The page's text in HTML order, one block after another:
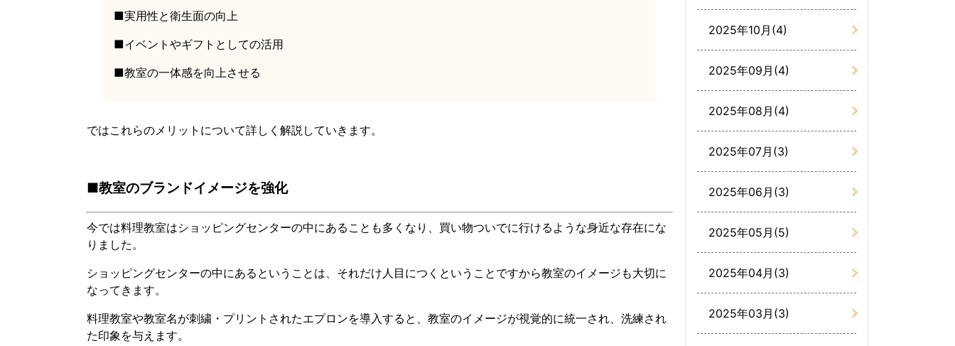
■実用性と衛生面の向上
■イベントやギフトとしての活用
■教室の一体感を向上させる
ではこれらのメリットについて詳しく解説していきます。
■教室のブランドイメージを強化
今では料理教室はショッピングセンターの中にあることも多くなり、買い物ついでに行けるような身近な存在にな
りました。
ショッピングセンターの中にあるということは、それだけ人目につくということですから教室のイメージも大切に
なってきます。
料理教室や教室名が刺繍・プリントされたエプロンを導入すると、教室のイメージが視覚的に統一され、洗練され
た印象を与えます。
2025年10月(4)
2025年09月(4)
2025年08月(4)
2025年07月(3)
2025年06月(3)
2025年05月(5)
2025年04月(3)
2025年03月(3)